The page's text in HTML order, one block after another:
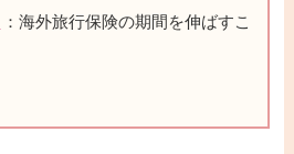
：海外旅行保険の期間を伸ばすこ